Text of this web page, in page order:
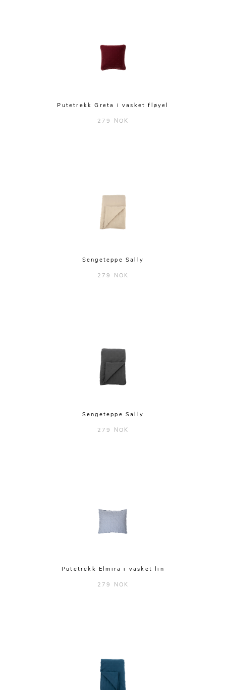
Putetrekk Greta i vasket fløyel
279 NOK
Sengeteppe Sally
279 NOK
Sengeteppe Sally
279 NOK
Putetrekk Elmira i vasket lin
279 NOK